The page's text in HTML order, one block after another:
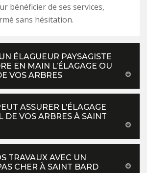
bénéficier de ses services,
sans hésitation.
ÉLAGUEUR PAYSAGISTE
EN MAIN L’ÉLAGAGE OU
VOS ARBRES
ASSURER L’ÉLAGAGE
DE VOS ARBRES À SAINT
TRAVAUX AVEC UN
CHER À SAINT BARD